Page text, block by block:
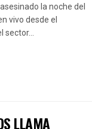
la noche del
vivo desde el
sector...
LLAMA